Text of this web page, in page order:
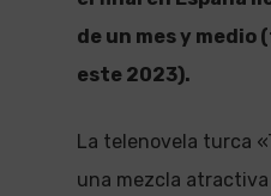
de un mes y medio
este 2023).
La telenovela turca
una mezcla